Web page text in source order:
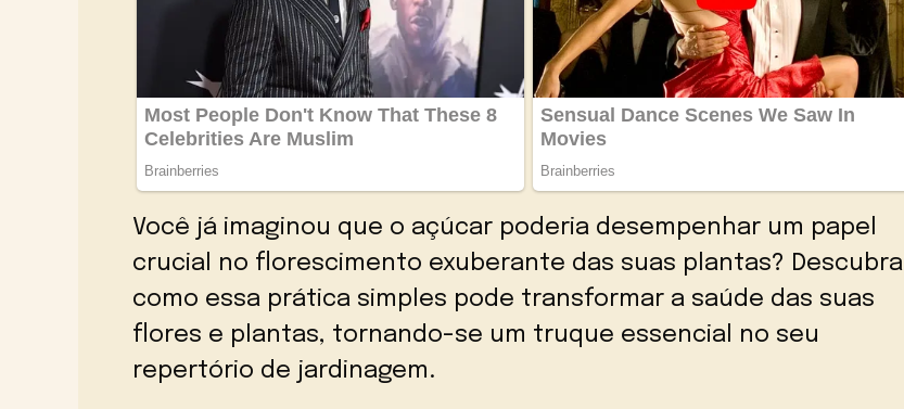
Você já imaginou que o açúcar poderia desempenhar um papel
crucial no florescimento exuberante das suas plantas? Descubra
como essa prática simples pode transformar a saúde das suas
flores e plantas, tornando-se um truque essencial no seu
repertório de jardinagem.